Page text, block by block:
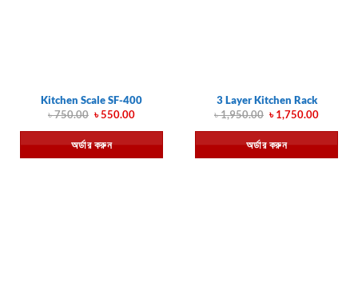
Kitchen Scale SF-400
৳750.00 Original
was:
৳ 750.00.
৳550.00Current
is:
৳ 550.00.
অর্ডার করুন
3 Layer Kitchen Rack
৳1,950.00 Original
price
was:
৳ 1,950.00.
৳1,750.00Current
is:
৳
অর্ডার করুন